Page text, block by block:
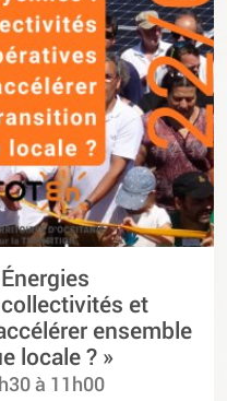
et
ensemble
locale ? »
à 11h00